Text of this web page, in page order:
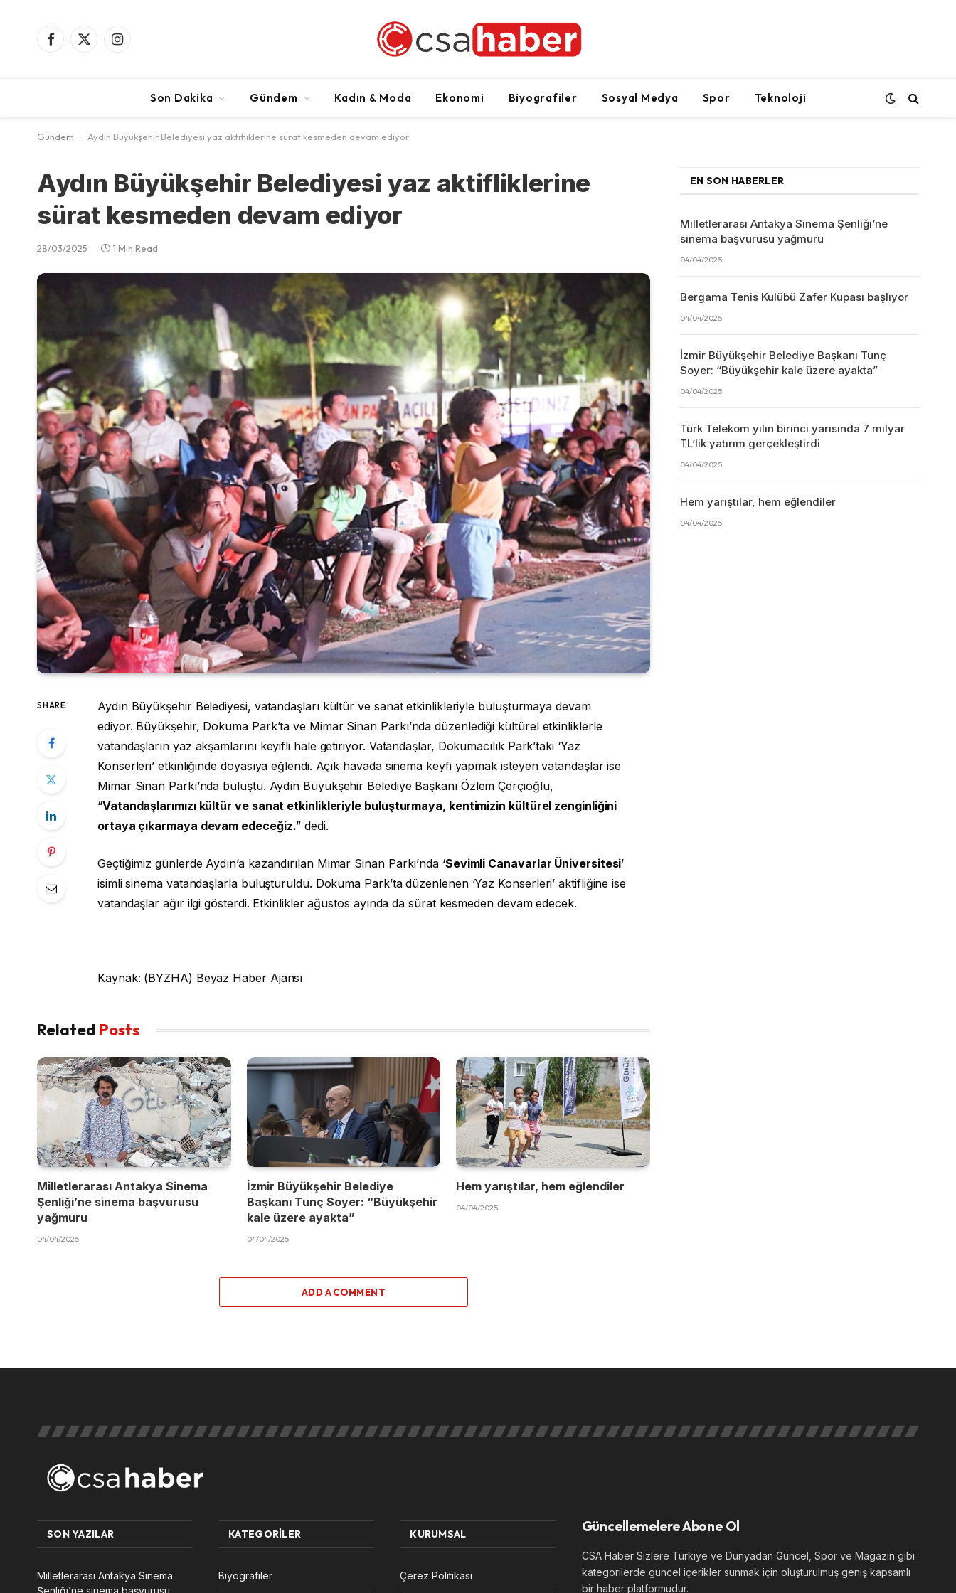
Facebook
X
Instagram
Son Dakika Gündem Kadın & Moda Ekonomi Biyografiler Sosyal Medya Spor Teknoloji
Gündem - Aydın Büyükşehir Belediyesi yaz aktifliklerine sürat kesmeden devam ediyor
Aydın Büyükşehir Belediyesi yaz aktifliklerine
sürat kesmeden devam ediyor
28/03/2025 1 Min Read
SHARE
Aydın Büyükşehir Belediyesi, vatandaşları kültür ve sanat etkinlikleriyle buluşturmaya devam
ediyor. Büyükşehir, Dokuma Park’ta ve Mimar Sinan Parkı’nda düzenlediği kültürel etkinliklerle
vatandaşların yaz akşamlarını keyifli hale getiriyor. Vatandaşlar, Dokumacılık Park’taki ‘Yaz
Konserleri’ etkinliğinde doyasıya eğlendi. Açık havada sinema keyfi yapmak isteyen vatandaşlar ise
Mimar Sinan Parkı’nda buluştu. Aydın Büyükşehir Belediye Başkanı Özlem Çerçioğlu,
“Vatandaşlarımızı kültür ve sanat etkinlikleriyle buluşturmaya, kentimizin kültürel zenginliğini
ortaya çıkarmaya devam edeceğiz.” dedi.
Geçtiğimiz günlerde Aydın’a kazandırılan Mimar Sinan Parkı’nda ‘Sevimli Canavarlar Üniversitesi’
isimli sinema vatandaşlarla buluşturuldu. Dokuma Park’ta düzenlenen ‘Yaz Konserleri’ aktifliğine ise
vatandaşlar ağır ilgi gösterdi. Etkinlikler ağustos ayında da sürat kesmeden devam edecek.
Kaynak: (BYZHA) Beyaz Haber Ajansı
Related Posts
Milletlerarası Antakya Sinema
Şenliği’ne sinema başvurusu
yağmuru
04/04/2025
İzmir Büyükşehir Belediye
Başkanı Tunç Soyer: “Büyükşehir
kale üzere ayakta”
04/04/2025
Hem yarıştılar, hem eğlendiler
04/04/2025
ADD A COMMENT
EN SON HABERLER
Milletlerarası Antakya Sinema Şenliği’ne
sinema başvurusu yağmuru
04/04/2025
Bergama Tenis Kulübü Zafer Kupası başlıyor
04/04/2025
İzmir Büyükşehir Belediye Başkanı Tunç
Soyer: “Büyükşehir kale üzere ayakta”
04/04/2025
Türk Telekom yılın birinci yarısında 7 milyar
TL’lik yatırım gerçekleştirdi
04/04/2025
Hem yarıştılar, hem eğlendiler
04/04/2025
SON YAZILAR
Milletlerarası Antakya Sinema
Şenliği’ne sinema başvurusu
KATEGORILER
Biyografiler
KURUMSAL
Çerez Politikası
Güncellemelere Abone Ol
CSA Haber Sizlere Türkiye ve Dünyadan Güncel, Spor ve Magazin gibi
kategorilerde güncel içerikler sunmak için oluşturulmuş geniş kapsamlı
bir haber platformudur.